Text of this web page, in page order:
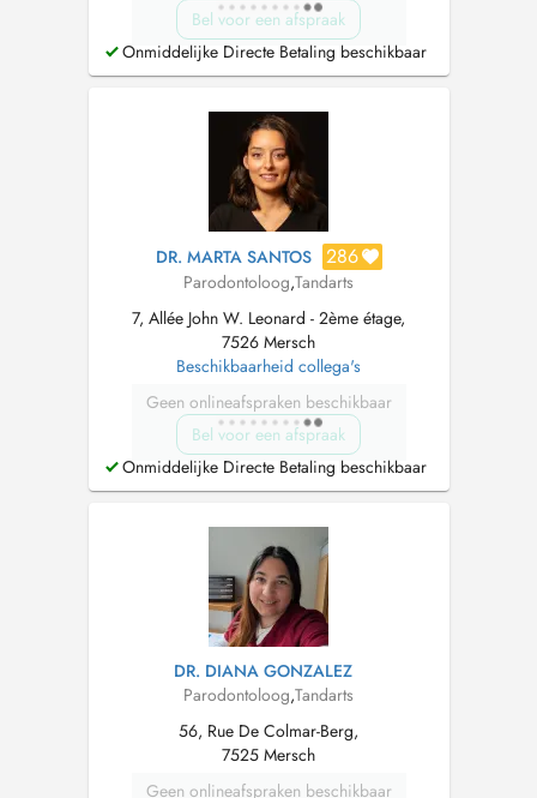
Bel voor een afspraak
Onmiddelijke Directe Betaling beschikbaar
DR. MARTA SANTOS 286
Parodontoloog,Tandarts
7, Allée John W. Leonard - 2ème étage,
7526 Mersch
Beschikbaarheid collega's
Geen onlineafspraken beschikbaar
Bel voor een afspraak
Onmiddelijke Directe Betaling beschikbaar
DR. DIANA GONZALEZ
Parodontoloog,Tandarts
56, Rue De Colmar-Berg,
7525 Mersch
Geen onlineafspraken beschikbaar